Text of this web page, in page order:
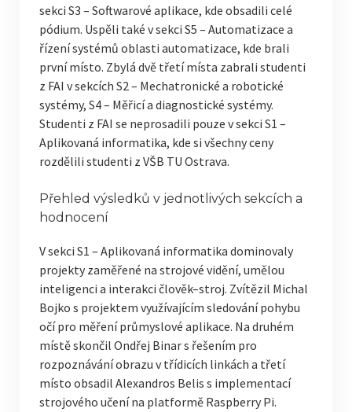
sekci S3 – Softwarové aplikace, kde obsadili celé
pódium. Uspěli také v sekci S5 – Automatizace a
řízení systémů oblasti automatizace, kde brali
první místo. Zbylá dvě třetí místa zabrali studenti
z FAI v sekcích S2 – Mechatronické a robotické
systémy, S4 – Měřicí a diagnostické systémy.
Studenti z FAI se neprosadili pouze v sekci S1 –
Aplikovaná informatika, kde si všechny ceny
rozdělili studenti z VŠB TU Ostrava.
Přehled výsledků v jednotlivých sekcích a
hodnocení
V sekci S1 – Aplikovaná informatika dominovaly
projekty zaměřené na strojové vidění, umělou
inteligenci a interakci člověk–stroj. Zvítězil Michal
Bojko s projektem využívajícím sledování pohybu
očí pro měření průmyslové aplikace. Na druhém
místě skončil Ondřej Binar s řešením pro
rozpoznávání obrazu v třídicích linkách a třetí
místo obsadil Alexandros Belis s implementací
strojového učení na platformě Raspberry Pi.